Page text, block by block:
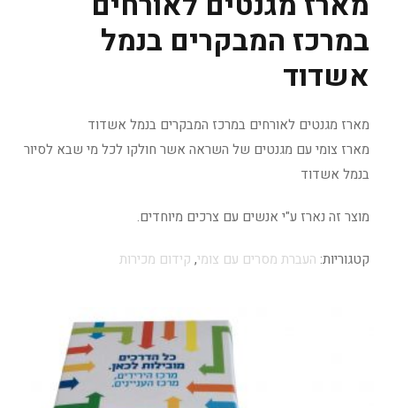
במרכז המבקרים בנמל
אשדוד
מארז מגנטים לאורחים במרכז המבקרים בנמל אשדוד
מארז צומי עם מגנטים של השראה אשר חולקו לכל מי שבא לסיור
בנמל אשדוד
מוצר זה נארז ע"י אנשים עם צרכים מיוחדים.
קטגוריות: העברת מסרים עם צומי, קידום מכירות